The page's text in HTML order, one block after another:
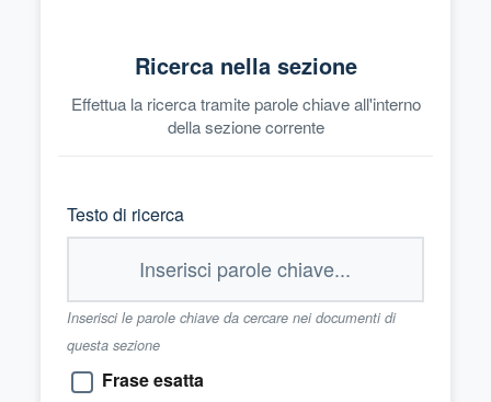
Ricerca nella sezione
Effettua la ricerca tramite parole chiave all'interno
della sezione corrente
Testo di ricerca
Inserisci le parole chiave da cercare nei documenti di
questa sezione
Frase esatta